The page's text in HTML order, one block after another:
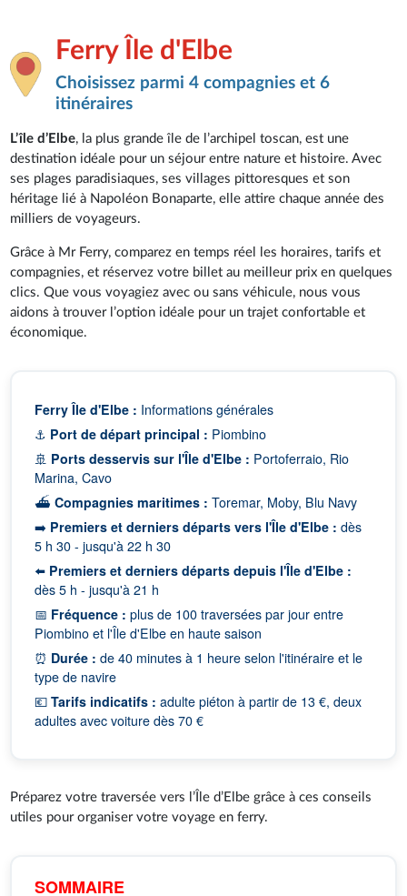
Ferry Île d'Elbe
Choisissez parmi 4 compagnies et 6
itinéraires
L’île d’Elbe, la plus grande île de l’archipel toscan, est une
destination idéale pour un séjour entre nature et histoire. Avec
ses plages paradisiaques, ses villages pittoresques et son
héritage lié à Napoléon Bonaparte, elle attire chaque année des
milliers de voyageurs.
Grâce à Mr Ferry, comparez en temps réel les horaires, tarifs et
compagnies, et réservez votre billet au meilleur prix en quelques
clics. Que vous voyagiez avec ou sans véhicule, nous vous
aidons à trouver l’option idéale pour un trajet confortable et
économique.
Ferry Île d'Elbe : Informations générales
⚓ Port de départ principal : Piombino
🚢 Ports desservis sur l'Île d'Elbe : Portoferraio, Rio
Marina, Cavo
⛴️Compagnies maritimes : Toremar, Moby, Blu Navy
➡️ Premiers et derniers départs vers l'Île d'Elbe : dès
5 h 30 - jusqu'à 22 h 30
⬅️ Premiers et derniers départs depuis l'Île d'Elbe :
dès 5 h - jusqu'à 21 h
📅 Fréquence : plus de 100 traversées par jour entre
Piombino et l'Île d'Elbe en haute saison
⏰ Durée : de 40 minutes à 1 heure selon l'itinéraire et le
type de navire
💶Tarifs indicatifs : adulte piéton à partir de 13 €, deux
adultes avec voiture dès 70 €
Préparez votre traversée vers l’Île d’Elbe grâce à ces conseils
utiles pour organiser votre voyage en ferry.
SOMMAIRE